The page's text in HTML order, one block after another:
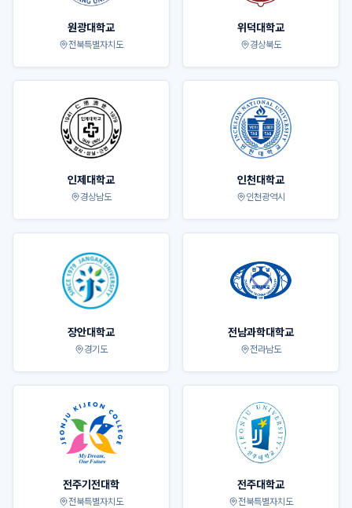
원광대학교
전북특별자치도
위덕대학교
경상북도
인제대학교
경상남도
인천대학교
인천광역시
장안대학교
경기도
전남과학대학교
전라남도
전주기전대학
전북특별자치도
전주대학교
전북특별자치도